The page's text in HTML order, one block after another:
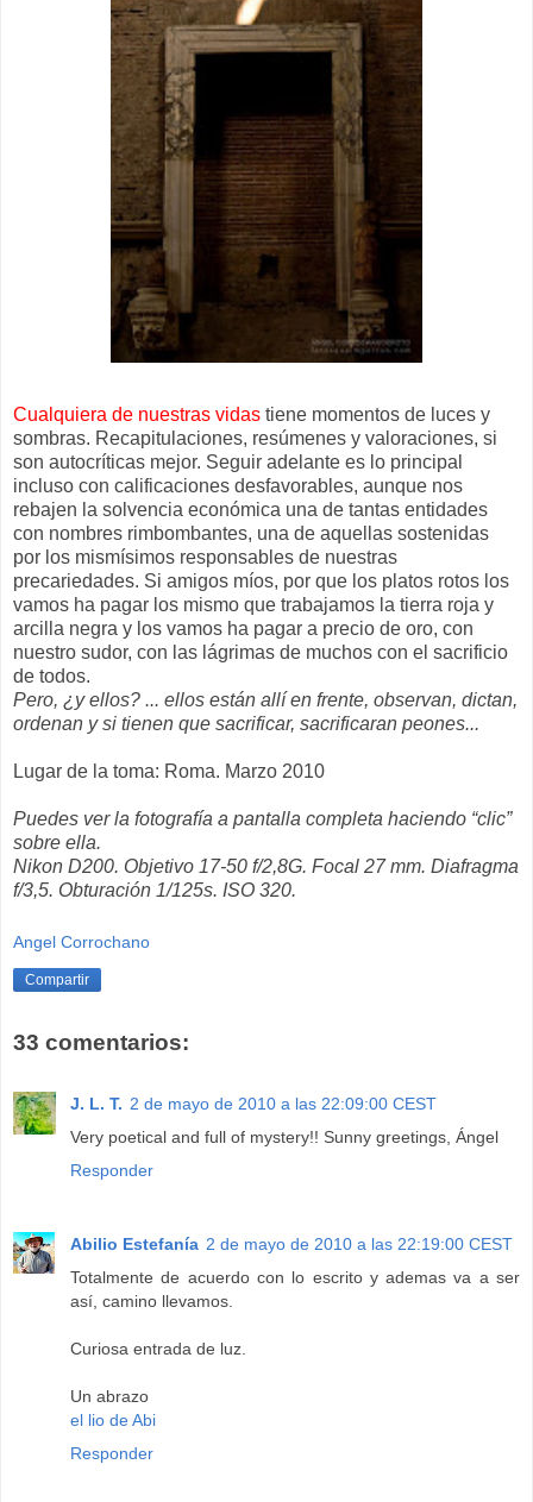
Cualquiera de nuestras vidas tiene momentos de luces y
sombras. Recapitulaciones, resúmenes y valoraciones, si
son autocríticas mejor. Seguir adelante es lo principal
incluso con calificaciones desfavorables, aunque nos
rebajen la solvencia económica una de tantas entidades
con nombres rimbombantes, una de aquellas sostenidas
por los mismísimos responsables de nuestras
precariedades. Si amigos míos, por que los platos rotos los
vamos ha pagar los mismo que trabajamos la tierra roja y
arcilla negra y los vamos ha pagar a precio de oro, con
nuestro sudor, con las lágrimas de muchos con el sacrificio
de todos.
Pero, ¿y ellos? ... ellos están allí en frente, observan, dictan,
ordenan y si tienen que sacrificar, sacrificaran peones...
Lugar de la toma: Roma. Marzo 2010
Puedes ver la fotografía a pantalla completa haciendo “clic”
sobre ella.
Nikon D200. Objetivo 17-50 f/2,8G. Focal 27 mm. Diafragma
f/3,5. Obturación 1/125s. ISO 320.
Angel Corrochano
Compartir
33 comentarios:
J. L. T. 2 de mayo de 2010 a las 22:09:00 CEST
Very poetical and full of mystery!! Sunny greetings, Ángel
Responder
Abilio Estefanía 2 de mayo de 2010 a las 22:19:00 CEST
Totalmente de acuerdo con lo escrito y ademas va a ser
así, camino llevamos.
Curiosa entrada de luz.
Un abrazo
el lio de Abi
Responder